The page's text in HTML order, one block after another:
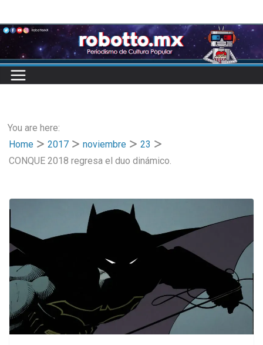
to
content
You are here:
Home
2017 noviembre
23
CONQUE 2018 regresa el duo dinámico.